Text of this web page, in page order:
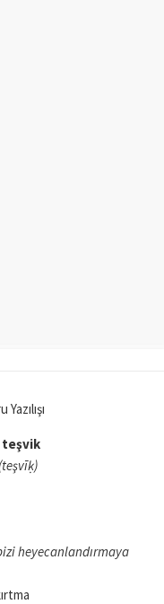
teşvik
heyecanlandırmaya